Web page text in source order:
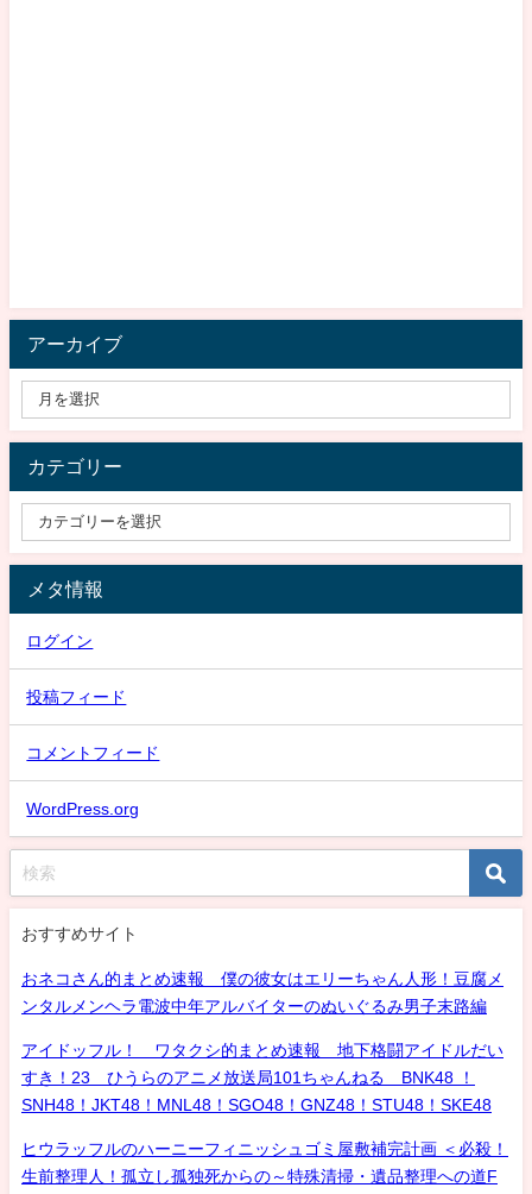
アーカイブ
カテゴリー
メタ情報
ログイン
投稿フィード
コメントフィード
WordPress.org
おすすめサイト
おネコさん的まとめ速報 僕の彼女はエリーちゃん人形！豆腐メ
ンタルメンヘラ電波中年アルバイターのぬいぐるみ男子末路編
アイドッフル！ ワタクシ的まとめ速報 地下格闘アイドルだい
すき！23 ひうらのアニメ放送局101ちゃんねる BNK48 ！
SNH48！JKT48！MNL48！SGO48！GNZ48！STU48！SKE48
ヒウラッフルのハーニーフィニッシュゴミ屋敷補完計画 ＜必殺！
生前整理人！孤立し孤独死からの～特殊清掃・遺品整理への道F